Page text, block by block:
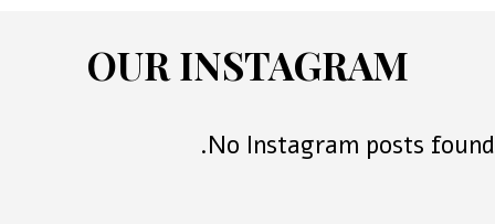
OUR INSTAGRAM
No Instagram posts found.